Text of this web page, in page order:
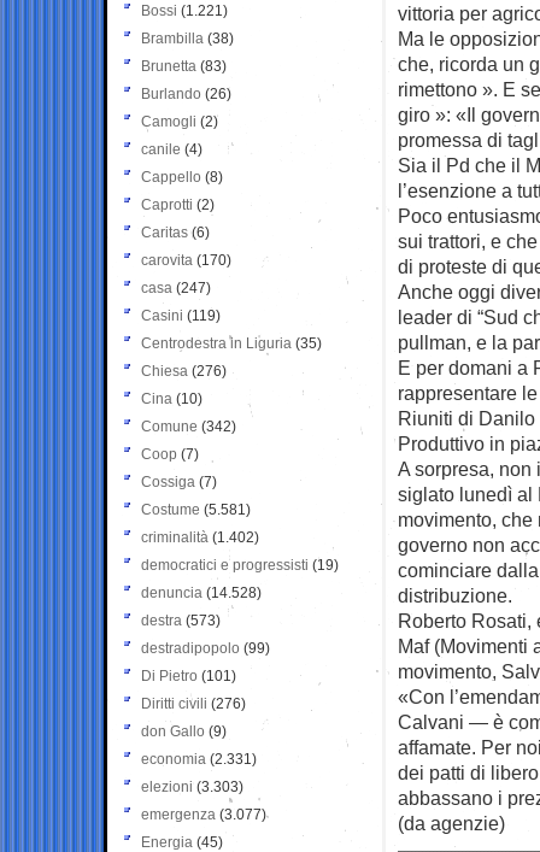
vittoria per
Ma le
che, ricorda un
rimettono ». E
giro »: «Il
promessa di
Sia il Pd che il
l’esenzione a
Poco
sui trattori, e
di proteste di
Anche oggi
leader di “Sud
pullman, e la
E per domani a
rappresentare
Riuniti di Danilo
Produttivo in
A sorpresa, non
siglato lunedì al
movimento,
governo non
cominciare
distribuzione.
Roberto Rosati,
Maf (Movimenti
movimento,
«Con
Calvani — è
affamate. Per
dei patti di
abbassano i
(da agenzie)
Bossi (1.221)
Brambilla (38)
Brunetta (83)
Burlando (26)
Camogli (2)
canile (4)
Cappello (8)
Caprotti (2)
Caritas (6)
carovita (170)
casa (247)
Casini (119)
Centrodestra in Liguria (35)
Chiesa (276)
Cina (10)
Comune (342)
Coop (7)
Cossiga (7)
Costume (5.581)
criminalità (1.402)
democratici e progressisti (19)
denuncia (14.528)
destra (573)
destradipopolo (99)
Di Pietro (101)
Diritti civili (276)
don Gallo (9)
economia (2.331)
elezioni (3.303)
emergenza (3.077)
Energia (45)